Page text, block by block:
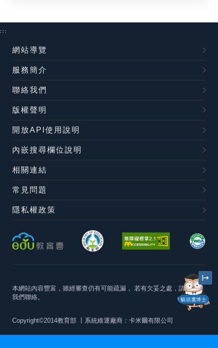
貓頭鷹博士
:::
網站導覽
服務簡介
聯絡我們
版權聲明
開放API使用說明
內嵌搜尋欄位說明
相關連結
常見問題
隱私權政策
本網站內容豐富，雖經審查仍有可能疏漏， 若有欠妥之處，請隨時與
我們聯絡。
Copyright©2014教育部 丨系統維運廠商：卡米爾有限公司